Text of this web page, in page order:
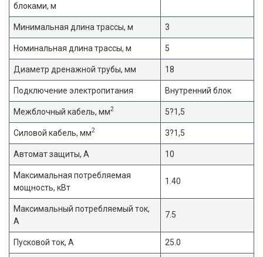
блоками, м
Минимальная длина трассы, м 3
Номинальная длина трассы, м 5
Диаметр дренажной трубы, мм 18
Подключение электропитания Внутренний блок
Межблочный кабель, мм2 5?1,5
Силовой кабель, мм2 3?1,5
Автомат защиты, А 10
Максимальная потребляемая
мощность, кВт
1.40
Максимальный потребляемый ток,
А
7.5
Пусковой ток, А 25.0